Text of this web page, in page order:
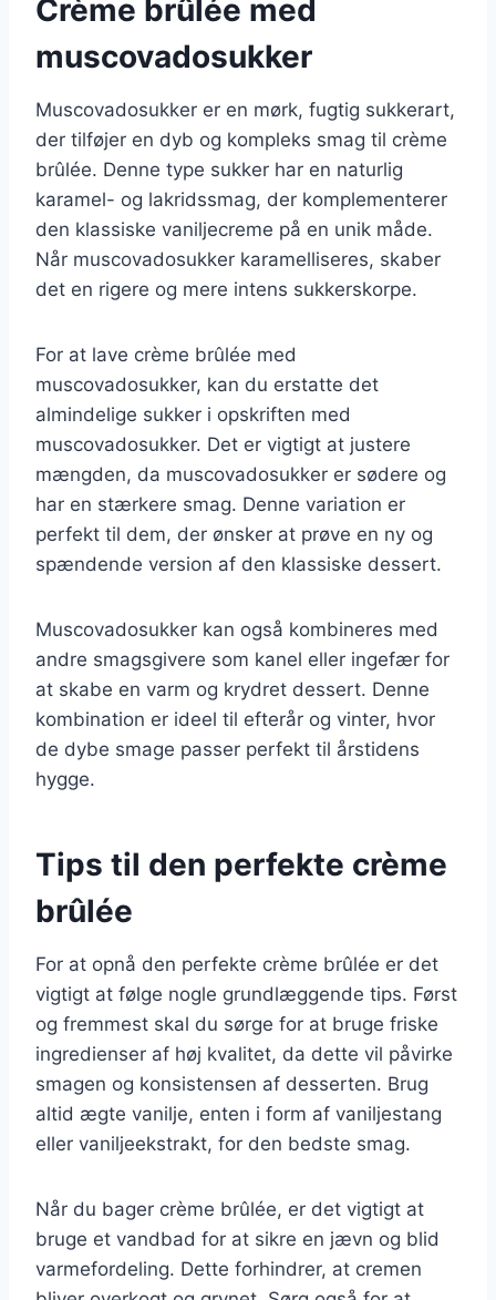
Crème brûlée med
muscovadosukker
Muscovadosukker er en mørk, fugtig sukkerart,
der tilføjer en dyb og kompleks smag til crème
brûlée. Denne type sukker har en naturlig
karamel- og lakridssmag, der komplementerer
den klassiske vaniljecreme på en unik måde.
Når muscovadosukker karamelliseres, skaber
det en rigere og mere intens sukkerskorpe.
For at lave crème brûlée med
muscovadosukker, kan du erstatte det
almindelige sukker i opskriften med
muscovadosukker. Det er vigtigt at justere
mængden, da muscovadosukker er sødere og
har en stærkere smag. Denne variation er
perfekt til dem, der ønsker at prøve en ny og
spændende version af den klassiske dessert.
Muscovadosukker kan også kombineres med
andre smagsgivere som kanel eller ingefær for
at skabe en varm og krydret dessert. Denne
kombination er ideel til efterår og vinter, hvor
de dybe smage passer perfekt til årstidens
hygge.
Tips til den perfekte crème
brûlée
For at opnå den perfekte crème brûlée er det
vigtigt at følge nogle grundlæggende tips. Først
og fremmest skal du sørge for at bruge friske
ingredienser af høj kvalitet, da dette vil påvirke
smagen og konsistensen af desserten. Brug
altid ægte vanilje, enten i form af vaniljestang
eller vaniljeekstrakt, for den bedste smag.
Når du bager crème brûlée, er det vigtigt at
bruge et vandbad for at sikre en jævn og blid
varmefordeling. Dette forhindrer, at cremen